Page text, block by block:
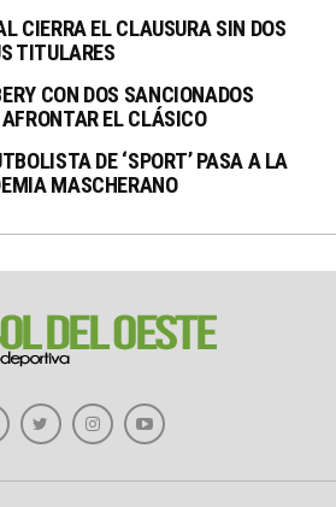
CIERRA EL CLAUSURA SIN DOS
TITULARES
CON DOS SANCIONADOS
EL CLÁSICO
DE ‘SPORT’ PASA A LA
MASCHERANO